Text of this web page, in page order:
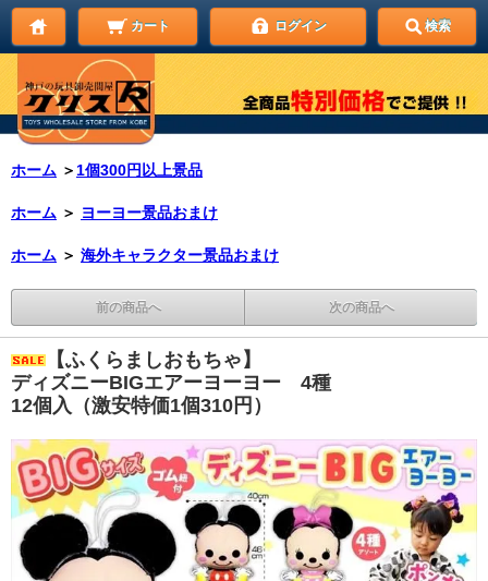
カート ログイン 検索
ホーム ＞ 1個300円以上景品
ホーム ＞ ヨーヨー景品おまけ
ホーム ＞ 海外キャラクター景品おまけ
前の商品へ 次の商品へ
【ふくらましおもちゃ】
ディズニーBIGエアーヨーヨー 4種
12個入（激安特価1個310円）